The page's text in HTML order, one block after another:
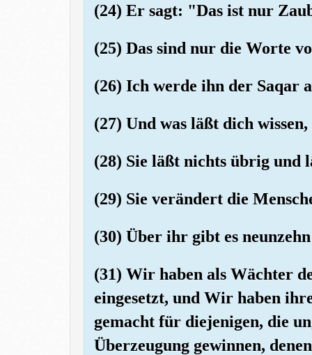
(24) Er sagt: "Das ist nur
(25) Das sind nur die Worte
(26) Ich werde ihn der Saqar
(27) Und was läßt dich
(28) Sie läßt nichts übrig und
(29) Sie verändert die
(30) Über ihr gibt es
(31) Wir haben als Wächter
eingesetzt, und Wir haben
gemacht für diejenigen, die
Überzeugung gewinnen,